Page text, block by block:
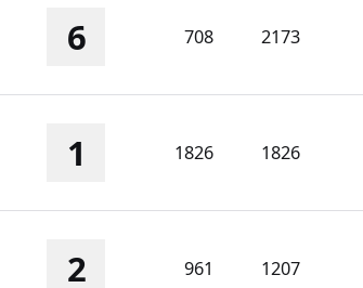
6 708 2173
1 1826 1826
2 961 1207